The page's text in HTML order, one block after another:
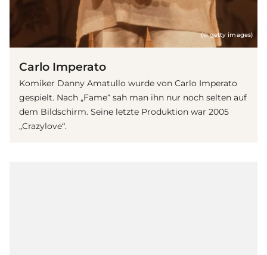
(© getty images)
Carlo Imperato
Komiker Danny Amatullo wurde von Carlo Imperato
gespielt. Nach „Fame“ sah man ihn nur noch selten auf
dem Bildschirm. Seine letzte Produktion war 2005
„Crazylove“.